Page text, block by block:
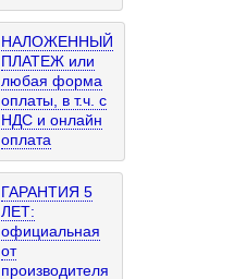
НАЛОЖЕННЫЙ
ПЛАТЕЖ или
любая форма
оплаты, в т.ч. с
НДС и онлайн
оплата
ГАРАНТИЯ 5
ЛЕТ:
официальная
от
производителя